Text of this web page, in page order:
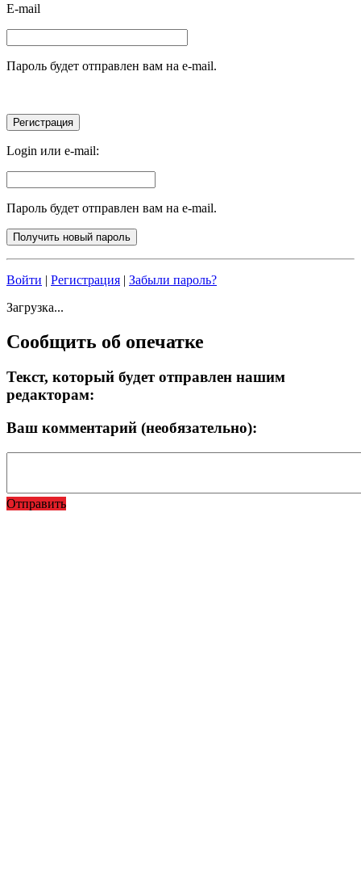
E-mail
Пароль будет отправлен вам на e-mail.
Login или e-mail:
Пароль будет отправлен вам на e-mail.
Войти | Регистрация | Забыли пароль?
Загрузка...
Сообщить об опечатке
Текст, который будет отправлен нашим
редакторам:
Ваш комментарий (необязательно):
Отправить